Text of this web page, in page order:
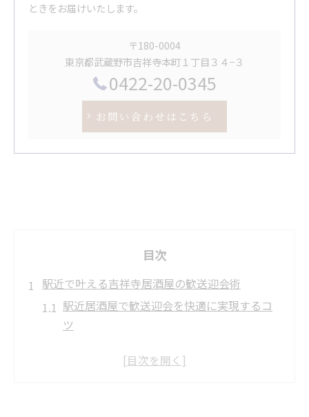
ときをお届けいたします。
〒180-0004
東京都武蔵野市吉祥寺本町１丁目３４−３
0422-20-0345
お問い合わせはこちら
目次
駅近で叶える吉祥寺居酒屋の歓送迎会術
駅近居酒屋で歓送迎会を快適に実現するコ
ツ